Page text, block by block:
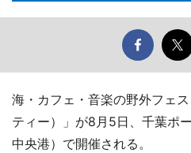
海・カフェ・音楽の野外フェ
ティー）」が8月5日、千葉ポ
中央港）で開催される。